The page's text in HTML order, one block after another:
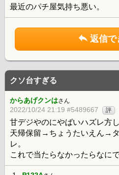
最近のパチ屋気持ち悪い。
返信で
クソ台すぎる
からあげクンはさん
2022/10/24 21:19 #5489667 評
甘デジやのにやばいハズレ方し
天帰保留→ちょうたいえん→
レ。
これで当たらなかったらなに